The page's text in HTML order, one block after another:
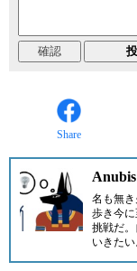
Share
Anubis
名も無
歩き今
挑戦だ
いきたい